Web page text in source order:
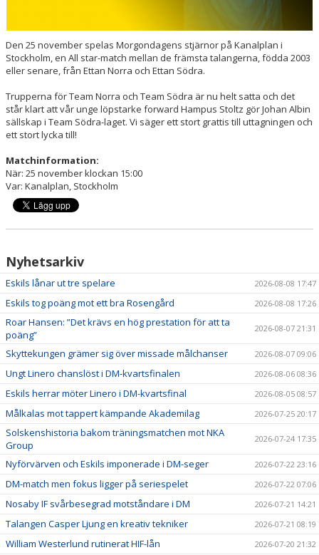
Den 25 november spelas Morgondagens stjärnor på Kanalplan i
Stockholm, en All star-match mellan de främsta talangerna, födda 2003
eller senare, från Ettan Norra och Ettan Södra.
Trupperna för Team Norra och Team Södra är nu helt satta och det
står klart att vår unge löpstarke forward Hampus Stoltz gör Johan Albin
sällskap i Team Södra-laget. Vi säger ett stort grattis till uttagningen och
ett stort lycka till!
Matchinformation:
När: 25 november klockan 15:00
Var: Kanalplan, Stockholm
Nyhetsarkiv
Eskils lånar ut tre spelare 2026-08-08 17:47
Eskils tog poäng mot ett bra Rosengård 2026-08-08 17:26
Roar Hansen: ”Det krävs en hög prestation för att ta
poäng”
2026-08-07 21:31
Skyttekungen grämer sig över missade målchanser 2026-08-07 09:06
Ungt Linero chanslöst i DM-kvartsfinalen 2026-08-06 08:36
Eskils herrar möter Linero i DM-kvartsfinal 2026-08-05 08:57
Målkalas mot tappert kämpande Akademilag 2026-07-25 20:17
Solskenshistoria bakom träningsmatchen mot NKA
Group
2026-07-24 17:35
Nyförvärven och Eskils imponerade i DM-seger 2026-07-22 23:16
DM-match men fokus ligger på seriespelet 2026-07-22 07:06
Nosaby IF svårbesegrad motståndare i DM 2026-07-21 14:21
Talangen Casper Ljung en kreativ tekniker 2026-07-21 08:19
William Westerlund rutinerat HIF-lån 2026-07-20 21:32